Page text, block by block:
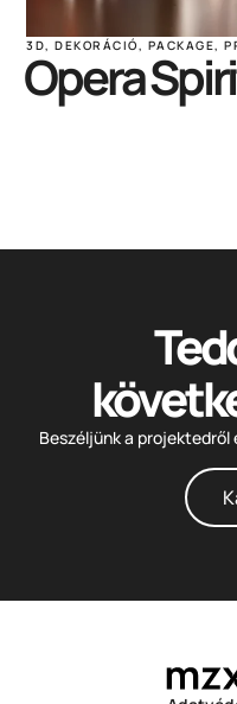
3D,DEKORÁCIÓ, PACKAGE,
Opera
Beszéljünk a